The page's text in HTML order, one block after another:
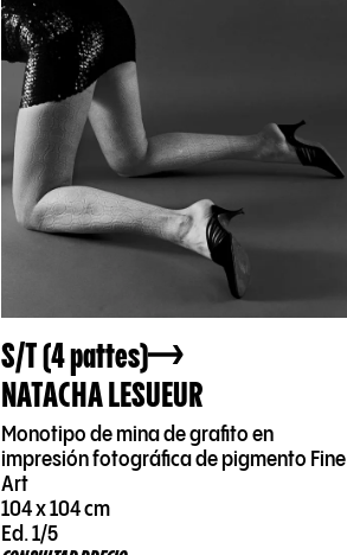
S/T (4 pattes)
NATACHA LESUEUR
Monotipo de mina de grafito en
impresión fotográfica de pigmento Fine
Art
104 x 104 cm
Ed. 1/5